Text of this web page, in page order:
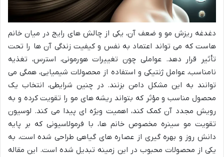
دغدغه ریزش مو و ضعف آن، یکی از چالش های رایج در میان خانم
هاست که می تواند اعتماد به نفس و کیفیت زندگی آن ها را تحت
تأثیر قرار دهد. عواملی چون تغییرات هورمونی، استرس، تغذیه
نامناسب، عوامل ژنتیکی و استفاده از محصولات شیمیایی، همگی می
توانند به این مشکل دامن بزنند. در چنین شرایطی، انتخاب یک
محصول مناسب و مؤثر که بتواند ریشه های مو را تقویت کرده و به
رویش مجدد آن کمک کند، اهمیت ویژه ای پیدا می کند. لوسیون
تقویت مو سینره مخصوص خانم ها، با فرمولاسیونی که بر پایه
دانش روز و بهره گیری از عصاره های گیاهی طراحی شده است، به
یکی از محصولات محبوب در این زمینه تبدیل شده است. این مقاله